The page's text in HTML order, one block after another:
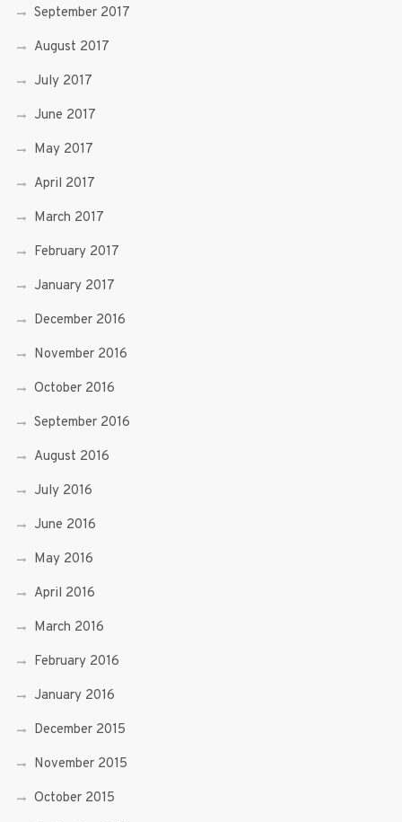
September 2017
August 2017
July 2017
June 2017
May 2017
April 2017
March 2017
February 2017
January 2017
December 2016
November 2016
October 2016
September 2016
August 2016
July 2016
June 2016
May 2016
April 2016
March 2016
February 2016
January 2016
December 2015
November 2015
October 2015